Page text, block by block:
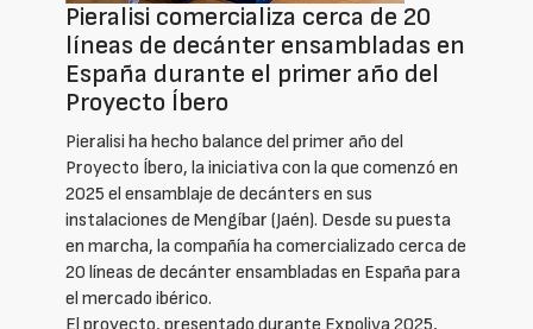
Pieralisi comercializa cerca de 20
líneas de decánter ensambladas en
España durante el primer año del
Proyecto Íbero
Pieralisi ha hecho balance del primer año del
Proyecto Íbero, la iniciativa con la que comenzó en
2025 el ensamblaje de decánters en sus
instalaciones de Mengíbar (Jaén). Desde su puesta
en marcha, la compañía ha comercializado cerca de
20 líneas de decánter ensambladas en España para
el mercado ibérico.